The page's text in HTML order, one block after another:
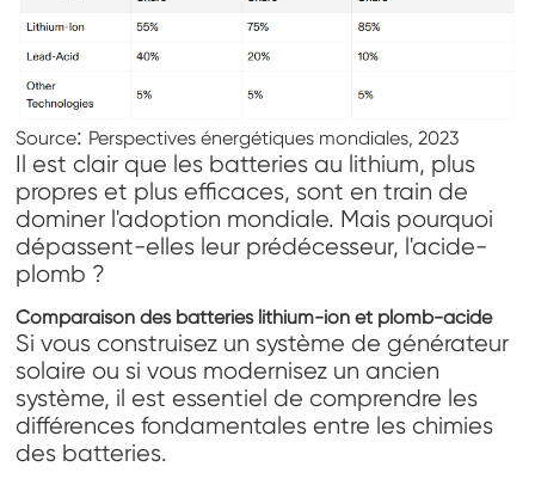
Source: Perspectives énergétiques mondiales, 2023
Il est clair que les batteries au lithium, plus
propres et plus efficaces, sont en train de
dominer l'adoption mondiale. Mais pourquoi
dépassent-elles leur prédécesseur, l'acide-
plomb ?
Comparaison des batteries lithium-ion et plomb-acide
Si vous construisez un système de générateur
solaire ou si vous modernisez un ancien
système, il est essentiel de comprendre les
différences fondamentales entre les chimies
des batteries.